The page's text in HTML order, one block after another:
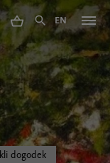
EN
dogodek